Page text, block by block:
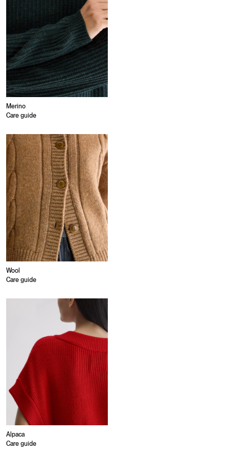
Merino
Care guide
Wool
Care guide
Alpaca
Care guide